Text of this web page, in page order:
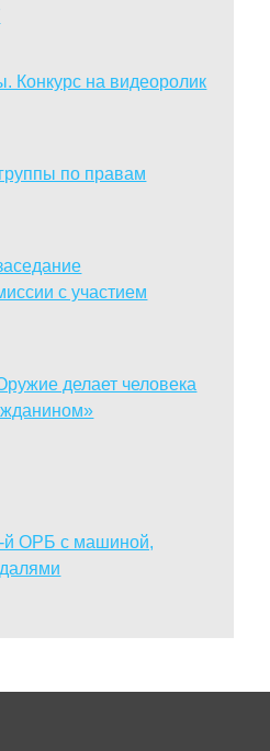
Конкурс на видеоролик
по правам
с участием
делает человека
й ОРБ с машиной,